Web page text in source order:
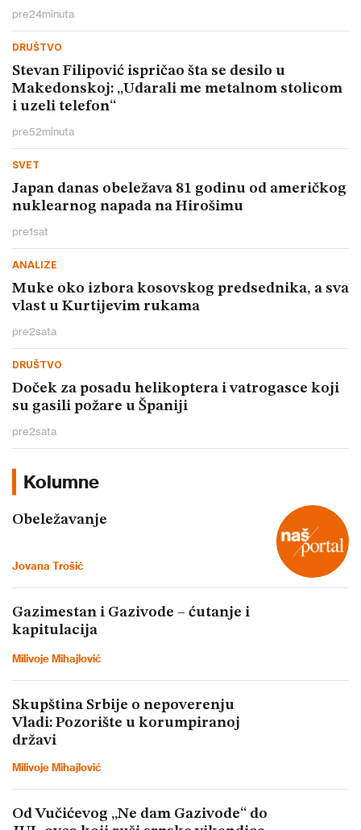
pre24minuta
DRUŠTVO
Stevan Filipović ispričao šta se desilo u
Makedonskoj: „Udarali me metalnom stolicom
i uzeli telefon“
pre52minuta
SVET
Japan danas obeležava 81 godinu od američkog
nuklearnog napada na Hirošimu
pre1sat
ANALIZE
Muke oko izbora kosovskog predsednika, a sva
vlast u Kurtijevim rukama
pre2sata
DRUŠTVO
Doček za posadu helikoptera i vatrogasce koji
su gasili požare u Španiji
pre2sata
Kolumne
Obeležavanje
Jovana Trošić
Gazimestan i Gazivode – ćutanje i
kapitulacija
Milivoje Mihajlović
Skupština Srbije o nepoverenju
Vladi: Pozorište u korumpiranoj
državi
Milivoje Mihajlović
Od Vučićevog „Ne dam Gazivode“ do